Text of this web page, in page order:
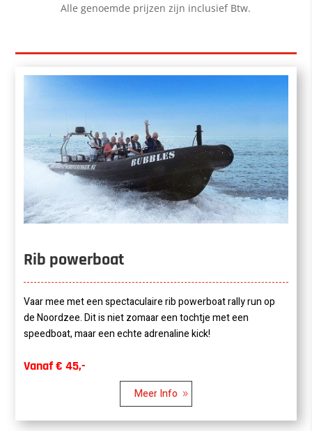
Alle genoemde prijzen zijn inclusief Btw.
Rib powerboat
Vaar mee met een spectaculaire rib powerboat rally run op
de Noordzee. Dit is niet zomaar een tochtje met een
speedboat, maar een echte adrenaline kick!
Vanaf € 45,-
Meer Info